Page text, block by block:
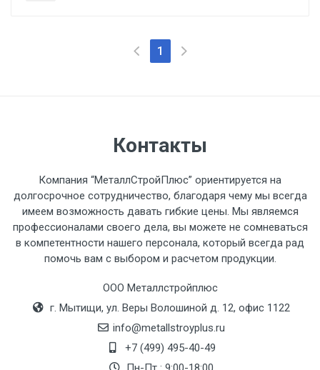
1
Контакты
Компания “МеталлСтройПлюс” ориентируется на
долгосрочное сотрудничество, благодаря чему мы всегда
имеем возможность давать гибкие цены. Мы являемся
профессионалами своего дела, вы можете не сомневаться
в компетентности нашего персонала, который всегда рад
помочь вам с выбором и расчетом продукции.
ООО Металлстройплюс
г. Мытищи, ул. Веры Волошиной д. 12, офис 1122
info@metallstroyplus.ru
+7 (499) 495-40-49